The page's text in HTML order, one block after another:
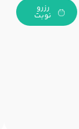
رزرو
نوبت